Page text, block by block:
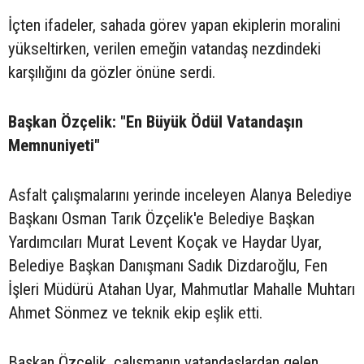
İçten ifadeler, sahada görev yapan ekiplerin moralini
yükseltirken, verilen emeğin vatandaş nezdindeki
karşılığını da gözler önüne serdi.
Başkan Özçelik: "En Büyük Ödül Vatandaşın
Memnuniyeti"
Asfalt çalışmalarını yerinde inceleyen Alanya Belediye
Başkanı Osman Tarık Özçelik'e Belediye Başkan
Yardımcıları Murat Levent Koçak ve Haydar Uyar,
Belediye Başkan Danışmanı Sadık Dizdaroğlu, Fen
İşleri Müdürü Atahan Uyar, Mahmutlar Mahalle Muhtarı
Ahmet Sönmez ve teknik ekip eşlik etti.